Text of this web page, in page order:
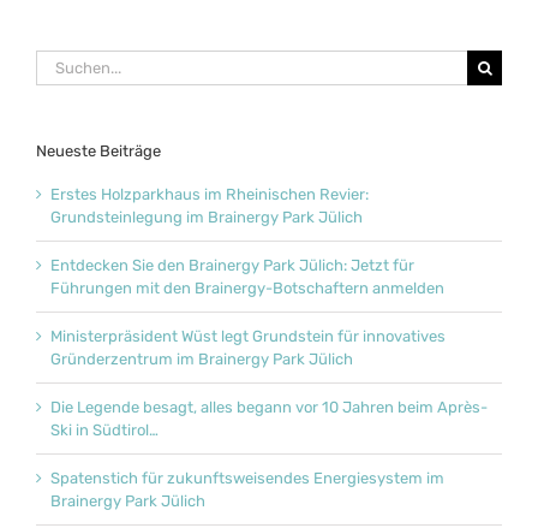
Suche
nach:
Neueste Beiträge
Erstes Holzparkhaus im Rheinischen Revier:
Grundsteinlegung im Brainergy Park Jülich
Entdecken Sie den Brainergy Park Jülich: Jetzt für
Führungen mit den Brainergy-Botschaftern anmelden
Ministerpräsident Wüst legt Grundstein für innovatives
Gründerzentrum im Brainergy Park Jülich
Die Legende besagt, alles begann vor 10 Jahren beim Après-
Ski in Südtirol…
Spatenstich für zukunftsweisendes Energiesystem im
Brainergy Park Jülich